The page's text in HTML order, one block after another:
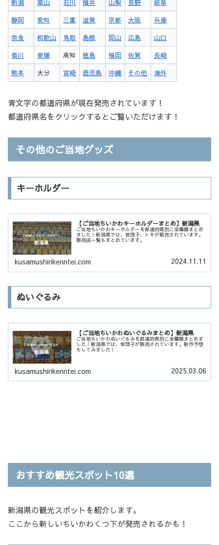
新潟 富山 石川 福井 山梨 長野 岐阜
静岡 愛知 三重 滋賀 京都 大阪 兵庫
奈良 和歌山 鳥取 島根 岡山 広島 山口
香川 愛媛 高知 徳島 福岡 佐賀 長崎
熊本 大分 宮崎 鹿児島 沖縄 その他 海外
青文字の都道府県が現在発売されています！
都道府県名をクリックするとご覧いただけます！
その他のご当地グッズ
キーホルダー
【ご当地ちいかわキーホルダーまとめ】新潟県
ご当地ちいかわキーホルダーを都道府県別に全種類まとめ
ました！新潟県では、笹団子、トキが販売されています。
販売店一覧もまとめています。
kusamushirikenntei.com 2024.11.11
ぬいぐるみ
【ご当地ちいかわぬいぐるみまとめ】新潟県
ご当地ちいかわぬいぐるみを都道府県別に全種類まとめま
した！新潟県では、笹団子が販売されています。新作予想
もしてみました！
kusamushirikenntei.com 2025.03.06
おすすめ観光スポット10選
新潟県の観光スポットを紹介します。
ここから新しいちいかわくつ下が発売されるかも！